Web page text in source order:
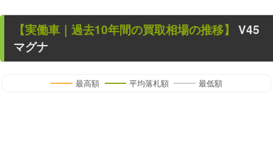
【実働車 ｜過去10年間の買取相場の推移】 V45
マグナ
最高額 平均落札額 最低額